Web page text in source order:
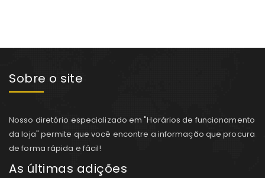
Sobre o site
Nosso diretório especializado em "Horários de funcionamento
da loja" permite que você encontre a informação que procura
de forma rápida e fácil!
As últimas adições